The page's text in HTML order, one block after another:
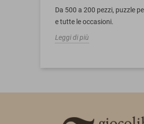
Da 500 a 200 pezzi, puzzle
e tutte le occasioni.
Leggi di più